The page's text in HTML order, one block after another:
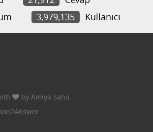
3,979,135 Kullanıcı
by Amiya Sahu